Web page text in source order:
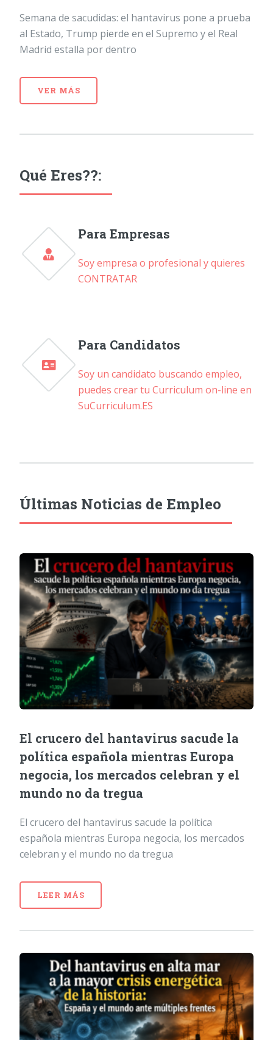
Semana de sacudidas: el hantavirus pone a prueba
al Estado, Trump pierde en el Supremo y el Real
Madrid estalla por dentro
VER MÁS
Qué Eres??:
Para Empresas
Soy empresa o profesional y quieres
CONTRATAR
Para Candidatos
Soy un candidato buscando empleo,
puedes crear tu Curriculum on-line en
SuCurriculum.ES
Últimas Noticias de Empleo
El crucero del hantavirus sacude la
política española mientras Europa
negocia, los mercados celebran y el
mundo no da tregua
El crucero del hantavirus sacude la política
española mientras Europa negocia, los mercados
celebran y el mundo no da tregua
LEER MÁS